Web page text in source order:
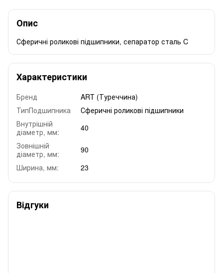
Опис
Сферичні роликові підшипники, сепаратор сталь C
Характеристики
Бренд
ART (Туреччина)
ТипПодшипника
Сферичні роликові підшипники
Внутрішній
діаметр, мм:
40
Зовнішній
діаметр, мм:
90
Ширина, мм:
23
Відгуки